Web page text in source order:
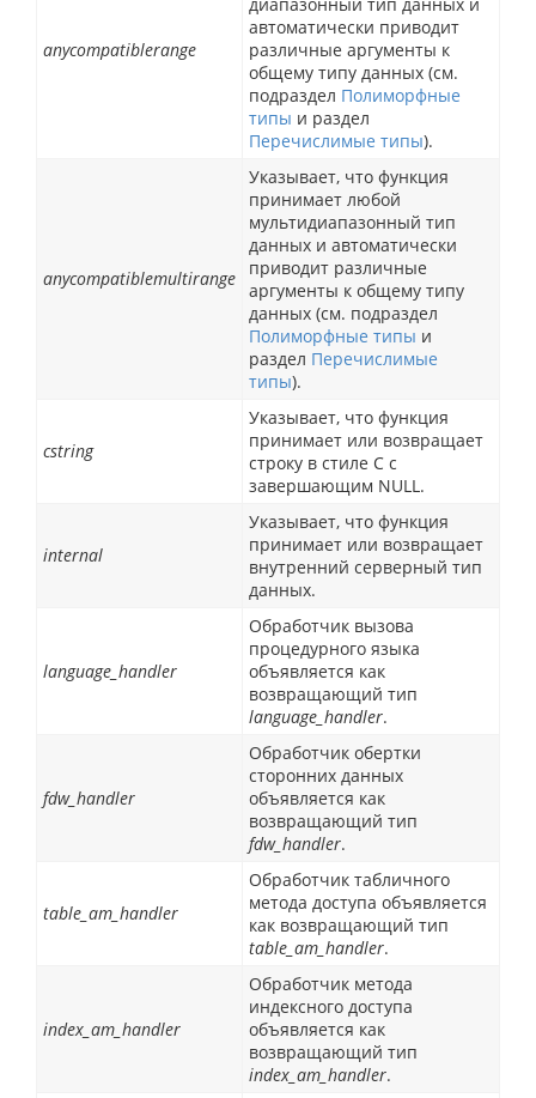
anycompatiblerange
диапазонный тип данных и
автоматически приводит
различные аргументы к
общему типу данных (см.
подраздел Полиморфные
типы и раздел
Перечислимые типы).
anycompatiblemultirange
Указывает, что функция
принимает любой
мультидиапазонный тип
данных и автоматически
приводит различные
аргументы к общему типу
данных (см. подраздел
Полиморфные типы и
раздел Перечислимые
типы).
cstring
Указывает, что функция
принимает или возвращает
строку в стиле C с
завершающим NULL.
internal
Указывает, что функция
принимает или возвращает
внутренний серверный тип
данных.
language_handler
Обработчик вызова
процедурного языка
объявляется как
возвращающий тип
language_handler.
fdw_handler
Обработчик обертки
сторонних данных
объявляется как
возвращающий тип
fdw_handler.
table_am_handler
Обработчик табличного
метода доступа объявляется
как возвращающий тип
table_am_handler.
index_am_handler
Обработчик метода
индексного доступа
объявляется как
возвращающий тип
index_am_handler.